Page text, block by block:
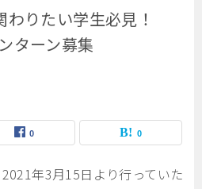
りたい学生必見！
ターン募集
0 0
年3月15日より行っていた